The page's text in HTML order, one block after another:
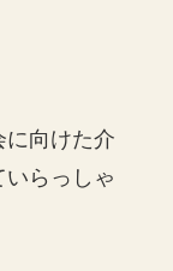
に向けた介
らっしゃ